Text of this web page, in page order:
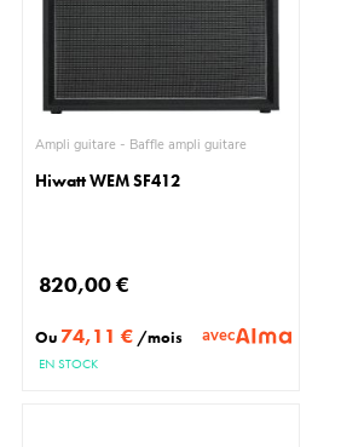
Ampli guitare - Baffle ampli guitare
Hiwatt WEM SF412
820,00 €
Ou 74,11 € /mois avec
EN STOCK